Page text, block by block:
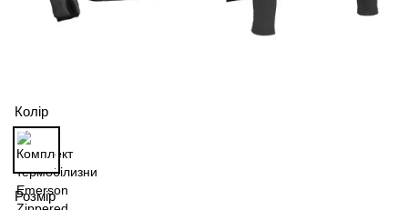
Колір
Розмір